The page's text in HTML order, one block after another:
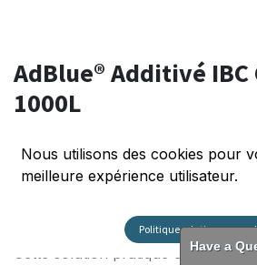
AdBlue® Additivé IBC
1000L
Découvrez notre cuve IBC de
conçue pour répondre à vos
Cette solution pratique et
Nous utilisons des cookies pour
meilleure expérience utilisateur.
Politique relative aux
Have a